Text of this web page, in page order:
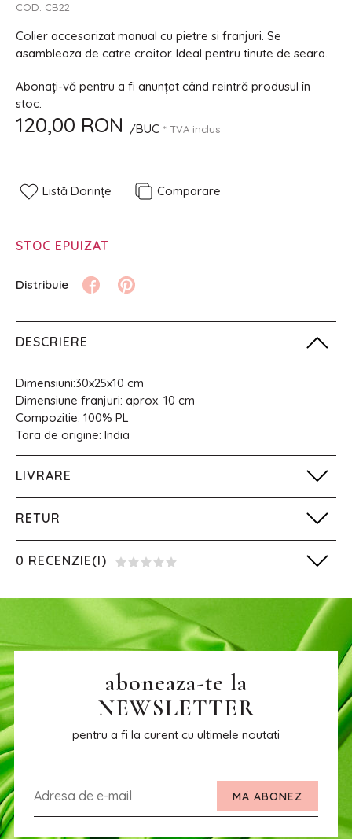
COD: CB22
Colier accesorizat manual cu pietre si franjuri. Se
asambleaza de catre croitor. Ideal pentru tinute de seara.
Abonați-vă pentru a fi anunțat când reintră produsul în
stoc.
120,00 RON /BUC * TVA inclus
Listă Dorințe Comparare
STOC EPUIZAT
DESCRIERE
Dimensiuni:30x25x10 cm
Dimensiune franjuri: aprox. 10 cm
Compozitie: 100% PL
Tara de origine: India
LIVRARE
RETUR
0 RECENZIE(I)
aboneaza-te la
NEWSLETTER
pentru a fi la curent cu ultimele noutati
MA ABONEZ